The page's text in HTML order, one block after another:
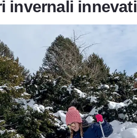
invernali innevati